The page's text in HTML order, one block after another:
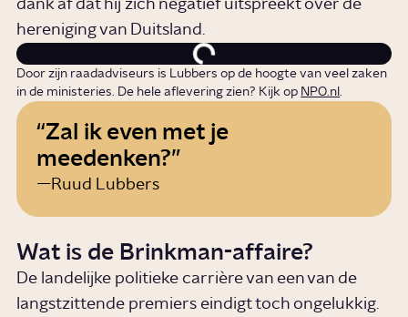
dank af dat hij zich negatief uitspreekt over de
hereniging van Duitsland.
Door zijn raadadviseurs is Lubbers op de hoogte van veel zaken
in de ministeries. De hele aflevering zien? Kijk op NPO.nl
Zal ik even met je
meedenken?
Ruud Lubbers
Wat is de Brinkman-affaire?
De landelijke politieke carrière van een van de
langstzittende premiers eindigt toch ongelukkig.